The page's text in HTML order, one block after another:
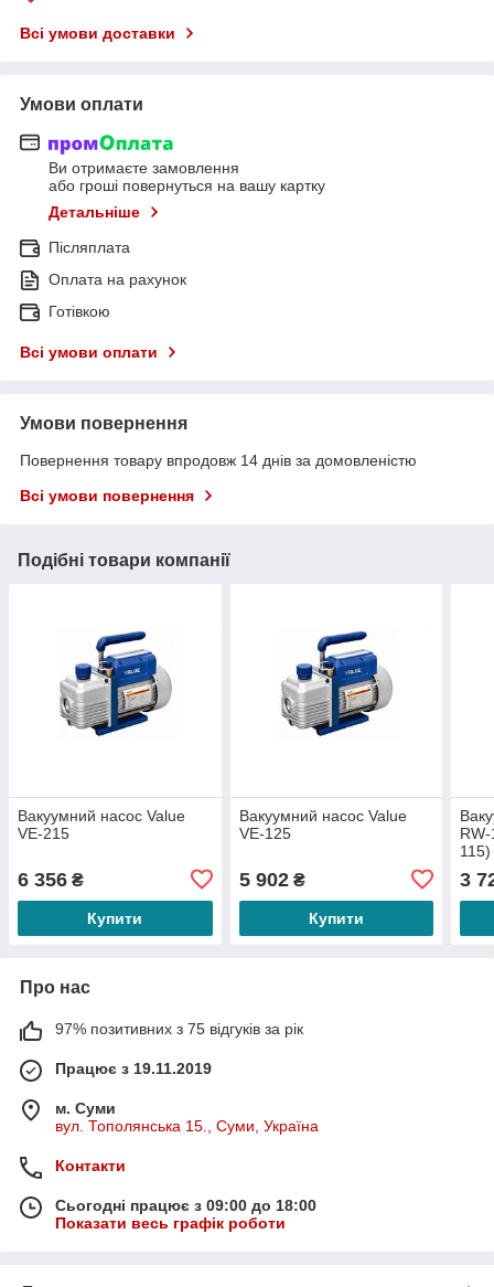
Всі умови доставки
Умови оплати
Ви отримаєте замовлення
або гроші повернуться на вашу картку
Детальніше
Післяплата
Оплата на рахунок
Готівкою
Всі умови оплати
Умови повернення
Повернення товару впродовж 14 днів за домовленістю
Всі умови повернення
Подібні товари компанії
Вакуумний насос Value
VE-215
6 356 ₴
Купити
Вакуумний насос Value
VE-125
5 902₴
Купити
115)
3
Про нас
97% позитивних з 75 відгуків за рік
Працює з 19.11.2019
м. Суми
вул. Тополянська 15., Суми, Україна
Контакти
Сьогодні працює з 09:00 до 18:00
Показати весь графік роботи